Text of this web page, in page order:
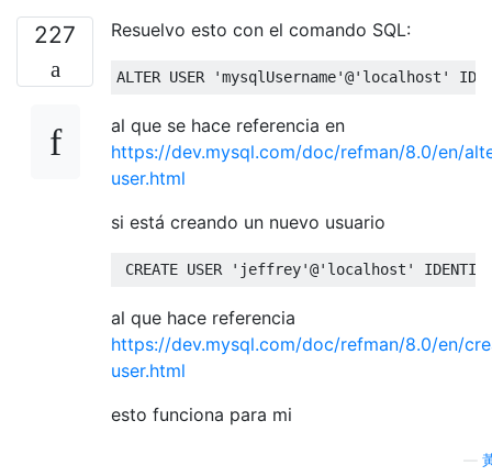
227 Resuelvo esto con el comando SQL:
ALTER USER 'mysqlUsername'@'localhost'
al que se hace referencia en
https://dev.mysql.com/doc/refman/8.0/en/
user.html
si está creando un nuevo usuario
CREATE USER 'jeffrey'@'localhost'
al que hace referencia
https://dev.mysql.com/doc/refman/8.0/en/
user.html
esto funciona para mi